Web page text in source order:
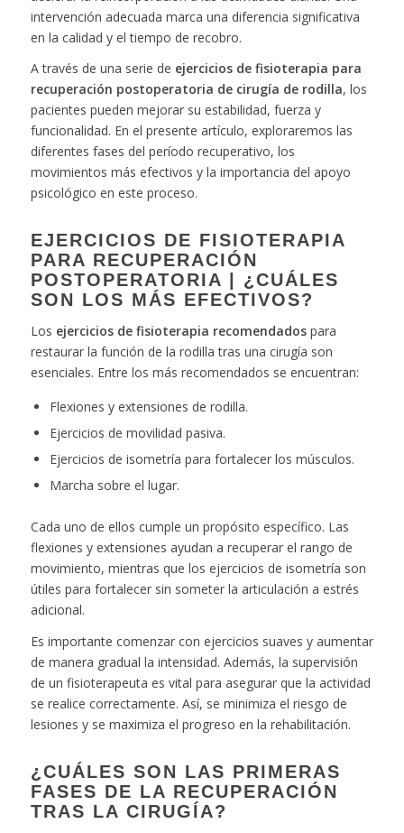
intervención adecuada marca una diferencia significativa
en la calidad y el tiempo de recobro.
A través de una serie de ejercicios de fisioterapia para
recuperación postoperatoria de cirugía de rodilla, los
pacientes pueden mejorar su estabilidad, fuerza y
funcionalidad. En el presente artículo, exploraremos las
diferentes fases del período recuperativo, los
movimientos más efectivos y la importancia del apoyo
psicológico en este proceso.
EJERCICIOS DE FISIOTERAPIA
PARA RECUPERACIÓN
POSTOPERATORIA | ¿CUÁLES
SON LOS MÁS EFECTIVOS?
Los ejercicios de fisioterapia recomendadospara
restaurar la función de la rodilla tras una cirugía son
esenciales. Entre los más recomendados se encuentran:
Flexiones y extensiones de rodilla.
Ejercicios de movilidad pasiva.
Ejercicios de isometría para fortalecer los músculos.
Marcha sobre el lugar.
Cada uno de ellos cumple un propósito específico. Las
flexiones y extensiones ayudan a recuperar el rango de
movimiento, mientras que los ejercicios de isometría son
útiles para fortalecer sin someter la articulación a estrés
adicional.
Es importante comenzar con ejercicios suaves y aumentar
de manera gradual la intensidad. Además, la supervisión
de un fisioterapeuta es vital para asegurar que la actividad
se realice correctamente. Así, se minimiza el riesgo de
lesiones y se maximiza el progreso en la rehabilitación.
¿CUÁLES SON LAS PRIMERAS
FASES DE LA RECUPERACIÓN
TRAS LA CIRUGÍA?